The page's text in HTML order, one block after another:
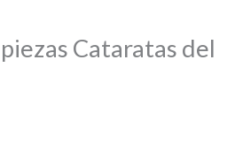
Cataratas del